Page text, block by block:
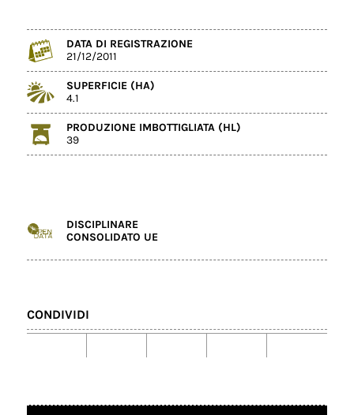
DATA DI REGISTRAZIONE
21/12/2011
SUPERFICIE (HA)
4.1
PRODUZIONE IMBOTTIGLIATA (HL)
39
DISCIPLINARE
CONSOLIDATO UE
CONDIVIDI